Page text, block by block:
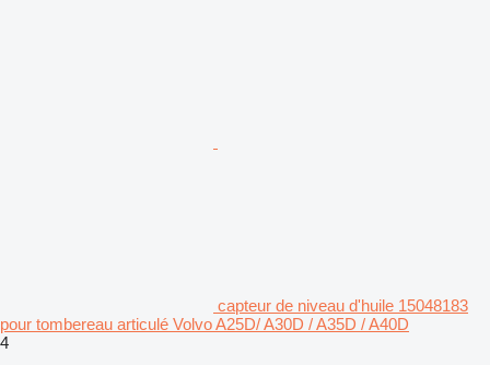
capteur de niveau d'huile 15048183
pour tombereau articulé Volvo A25D/ A30D / A35D / A40D
4